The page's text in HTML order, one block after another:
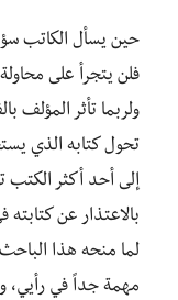
حين يسأل الكاتب
فلن يتجرأ على
ولربما تأثر المؤلف
تحول كتابه الذي
إلى أحد أكثر الكتب
بالاعتذار عن
لما منحه هذا الباحث
مهمة جداً في رأيي،